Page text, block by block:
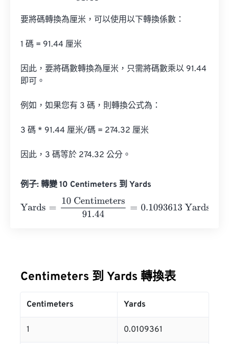
要將碼轉換為厘米，可以使用以下轉換係數：
1 碼 = 91.44 厘米
因此，要將碼數轉換為厘米，只需將碼數乘以 91.44
即可。
例如，如果您有 3 碼，則轉換公式為：
3 碼 * 91.44 厘米/碼 = 274.32 厘米
因此，3 碼等於 274.32 公分。
例子: 轉變 10 Centimeters 到 Yards
Yards
10 Centimeters91.44= 0.1093613 Yards
Centimeters 到 Yards 轉換表
Centimeters Yards
1 0.0109361